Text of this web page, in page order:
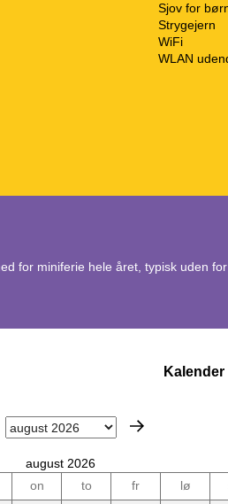
Sjov for
Strygejern
WiFi
WLAN
for miniferie hele året, typisk uden
Kalender
august 2026
on to fr lø